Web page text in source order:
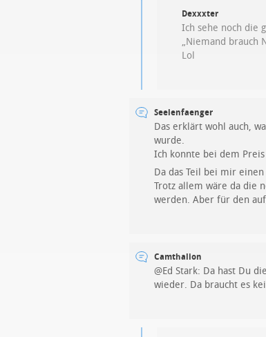
Dexxxter
Ich sehe noch die
„Niemand brauch
Lol
Seelenfaenger
Das erklärt wohl auch,
wurde.
Ich konnte bei dem Preis
Da das Teil bei mir
Trotz allem wäre da die
werden. Aber für den
Camthalion
@Ed Stark: Da hast Du
wieder. Da braucht es